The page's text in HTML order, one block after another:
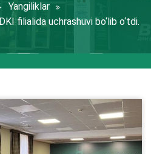
Yangiliklar
filialida uchrashuvi bo‘lib o‘tdi.